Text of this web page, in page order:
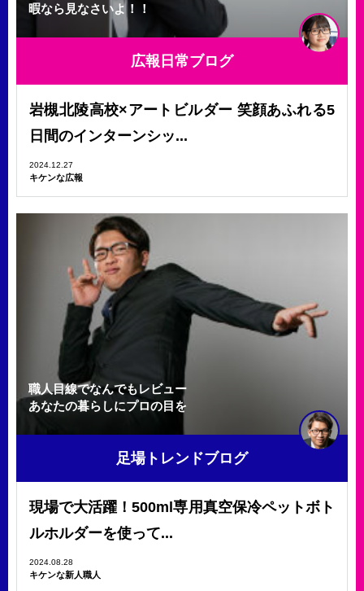
暇なら見なさいよ！！
広報日常ブログ
岩槻北陵高校×アートビルダー 笑顔あふれる5
日間のインターンシッ...
2024.12.27
キケンな広報
職人目線でなんでもレビュー
あなたの暮らしにプロの目を
足場トレンドブログ
現場で大活躍！500ml専用真空保冷ペットボト
ルホルダーを使って...
2024.08.28
キケンな新人職人